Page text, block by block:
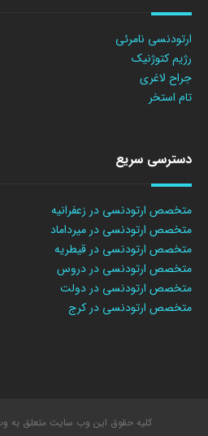
ارتودنسی نامرئی
رژیم کتوژنیک
جراح لاغری
تام استخر
دسترسی سریع
متخصص ارتودنسی در زعفرانیه
متخصص ارتودنسی در میرداماد
متخصص ارتودنسی در قیطریه
متخصص ارتودنسی در دروس
متخصص ارتودنسی در دولت
متخصص ارتودنسی در کرج
کلیه حقوق این وب سایت متعلق